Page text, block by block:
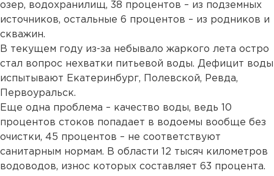
озер, водохранилищ, 38 процентов – из подземных
источников, остальные 6 процентов – из родников и
скважин.
В текущем году из-за небывало жаркого лета остро
стал вопрос нехватки питьевой воды. Дефицит воды
испытывают Екатеринбург, Полевской, Ревда,
Первоуральск.
Еще одна проблема – качество воды, ведь 10
процентов стоков попадает в водоемы вообще без
очистки, 45 процентов – не соответствуют
санитарным нормам. В области 12 тысяч километров
водоводов, износ которых составляет 63 процента.